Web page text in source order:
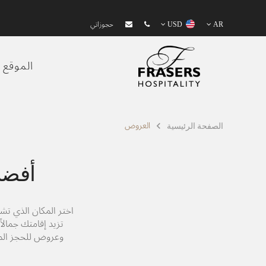
AR
USD حجوزاتي
الموقع
الصفحة الرئيسية العروض
اختر المكان الذي
تزيد إقامتك
وعروض للحجز